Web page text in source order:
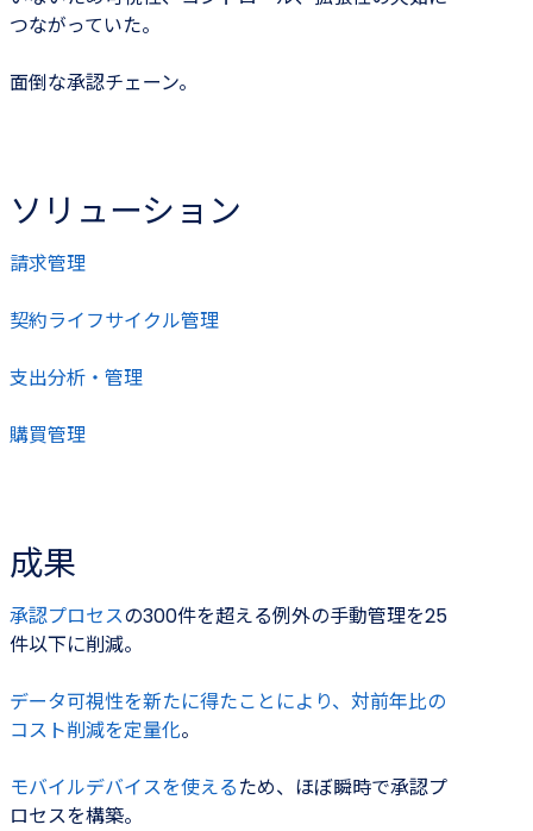
つながっていた。
面倒な承認チェーン。
ソリューション
請求管理
契約ライフサイクル管理
支出分析・管理
購買管理
成果
承認プロセスの300件を超える例外の手動管理を25
件以下に削減。
データ可視性を新たに得たことにより、対前年比の
コスト削減を定量化。
モバイルデバイスを使えるため、ほぼ瞬時で承認プ
ロセスを構築。